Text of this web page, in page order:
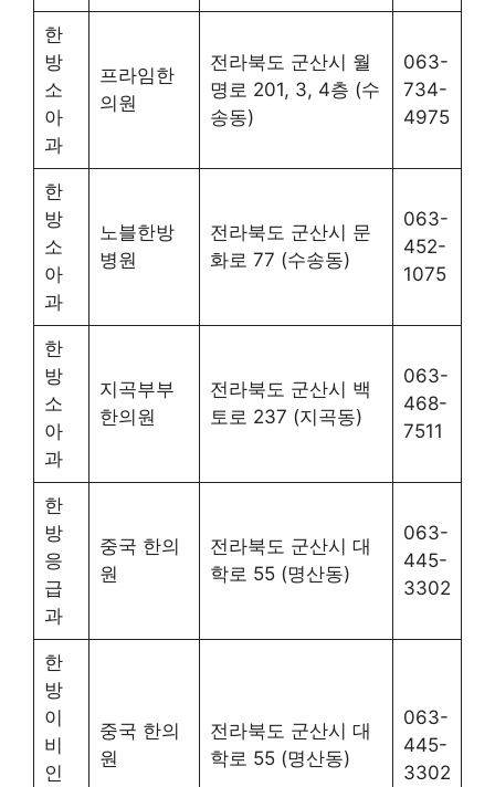
한
방
소
아
과
프라임한
의원
전라북도 군산시 월
명로 201, 3, 4층 (수
송동)
063-
734-
4975
한
방
소
아
과
노블한방
병원
전라북도 군산시 문
화로 77 (수송동)
063-
452-
1075
한
방
소
아
과
지곡부부
한의원
전라북도 군산시 백
토로 237 (지곡동)
063-
468-
7511
한
방
응
급
과
중국 한의
원
전라북도 군산시 대
학로 55 (명산동)
063-
445-
3302
한
방
이
비
인
중국 한의
원
전라북도 군산시 대
학로 55 (명산동)
063-
445-
3302